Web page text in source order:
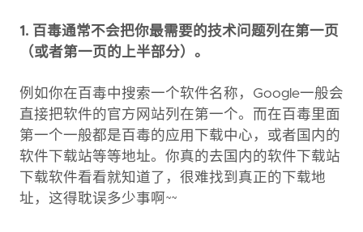
1. 百毒通常不会把你最需要的技术问题列在第一页
（或者第一页的上半部分）。
例如你在百毒中搜索一个软件名称，Google一般会
直接把软件的官方网站列在第一个。而在百毒里面
第一个一般都是百毒的应用下载中心，或者国内的
软件下载站等等地址。你真的去国内的软件下载站
下载软件看看就知道了，很难找到真正的下载地
址，这得耽误多少事啊~~